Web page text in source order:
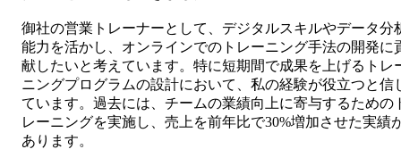
御社の営業トレーナーとして、デジタルスキルやデータ分
能力を活かし、オンラインでのトレーニング手法の開発に
献したいと考えています。特に短期間で成果を上げるトレ
ニングプログラムの設計において、私の経験が役立つと信
ています。過去には、チームの業績向上に寄与するための
レーニングを実施し、売上を前年比で30%増加させた実績
あります。